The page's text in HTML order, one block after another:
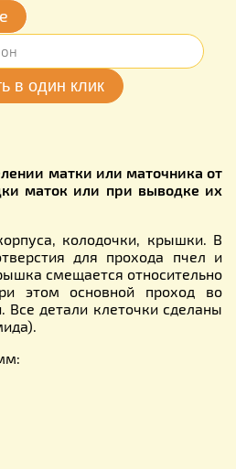
матки или маточника от
маток или при выводке их
колодочки, крышки. В
для прохода пчел и
смещается относительно
этом основной проход во
Все детали клеточки сделаны